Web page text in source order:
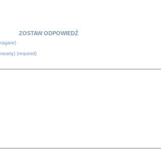
ZOSTAW ODPOWIEDŹ
(required)